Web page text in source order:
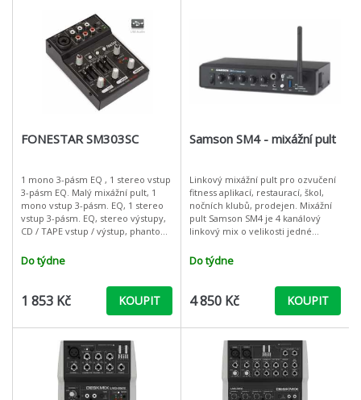
FONESTAR SM303SC
1 mono 3-pásm EQ , 1 stereo vstup
3-pásm EQ. Malý mixážní pult, 1
mono vstup 3-pásm. EQ, 1 stereo
vstup 3-pásm. EQ, stereo výstupy,
CD / TAPE vstup / výstup, phantom
připojení do PC.
Do týdne
1 853 Kč KOUPIT
Samson SM4 - mixážní pult
Linkový mixážní pult pro ozvučení
fitness aplikací, restaurací, škol,
nočních klubů, prodejen. Mixážní
pult Samson SM4 je 4 kanálový
linkový mix o velikosti jedné
navržený tak, aby se dal
Do týdne
4 850 Kč KOUPIT